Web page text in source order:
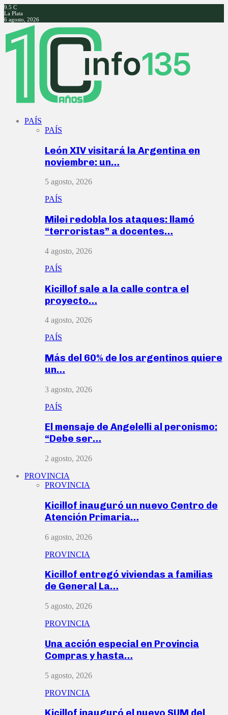
9.5 C
La Plata
6 agosto, 2026
Facebook
Twitter
Instagram
Youtube
PAÍS
PAÍS
León XIV visitará la Argentina en
noviembre: un…
5 agosto, 2026
PAÍS
Milei redobla los ataques: llamó
“terroristas” a docentes…
4 agosto, 2026
PAÍS
Kicillof sale a la calle contra el
proyecto…
4 agosto, 2026
PAÍS
Más del 60% de los argentinos quiere
un…
3 agosto, 2026
PAÍS
El mensaje de Angelelli al peronismo:
“Debe ser…
2 agosto, 2026
PROVINCIA
PROVINCIA
Kicillof inauguró un nuevo Centro de
Atención Primaria…
6 agosto, 2026
PROVINCIA
Kicillof entregó viviendas a familias
de General La…
5 agosto, 2026
PROVINCIA
Una acción especial en Provincia
Compras y hasta…
5 agosto, 2026
PROVINCIA